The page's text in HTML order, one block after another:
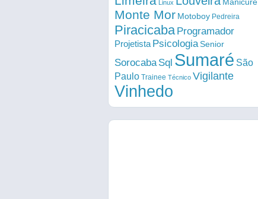
Linux
Monte Mor Motoboy Pedreira
Piracicaba Programador
Projetista PsicologiaSenior
Sorocaba Sql Sumaré São
Paulo Trainee Técnico Vigilante
Vinhedo